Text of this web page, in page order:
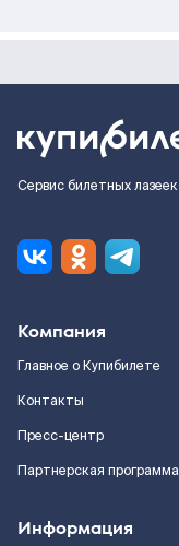
Сервис билетных лазеек
Компания
Главное о Купибилете
Контакты
Пресс-центр
Партнерская программа
Информация